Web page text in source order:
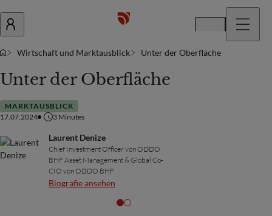
Wirtschaft und Marktausblick Unter der Oberfläche
Unter der Oberfläche
MARKTAUSBLICK
17.07.2024
3 Minutes
Laurent Denize
Chief Investment Officer von ODDO
BHF Asset Management & Global Co-
CIO von ODDO BHF
Biografie ansehen